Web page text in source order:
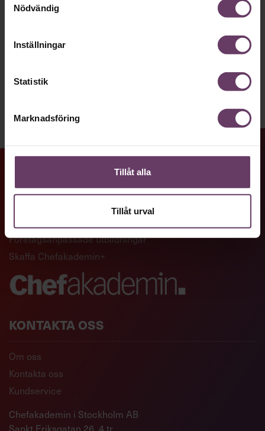
Nödvändig
Inställningar
Statistik
Marknadsföring
Tillåt alla
Tillåt urval
och/eller HR. Missa inget – börja
prenumerera idag! Det är helt kostnadsfritt.
Företagsanpassade utbildningar
Skaffa Chefakademin+
KONTAKTA OSS
Om oss
Kontakta oss
Kundservice
Chefakademin i Stockholm AB